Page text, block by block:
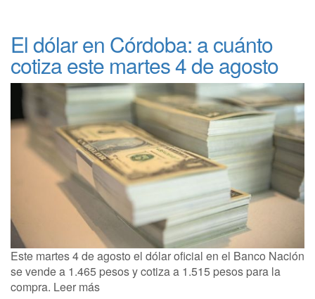
El dólar en Córdoba: a cuánto
cotiza este martes 4 de agosto
Este martes 4 de agosto el dólar oficial en el Banco Nación
se vende a 1.465 pesos y cotiza a 1.515 pesos para la
compra. Leer más